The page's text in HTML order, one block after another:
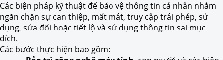
Các biện pháp kỹ thuật để bảo vệ thông tin cá nhân nhằm
ngăn chặn sự can thiệp, mất mát, truy cập trái phép, sử
dụng, sửa đổi hoặc tiết lộ và sử dụng thông tin sai mục
đích.
Các bước thực hiện bao gồm: